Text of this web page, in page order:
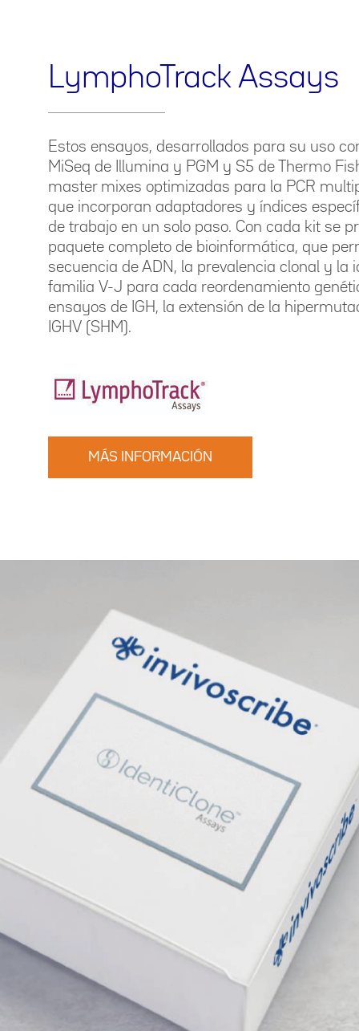
LymphoTrack Assays
Estos ensayos, desarrollados para su uso
MiSeq de Illumina y PGM y S5 de Thermo
master mixes optimizadas para la PCR
que incorporan adaptadores y índices
de trabajo en un solo paso. Con cada kit se
paquete completo de bioinformática, que
secuencia de ADN, la prevalencia clonal y la
familia V-J para cada reordenamiento
ensayos de IGH, la extensión de la
IGHV (SHM).
MÁS INFORMACIÓN